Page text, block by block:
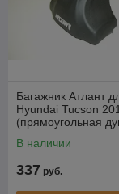
Багажник Атлант
Hyundai Tucson
(прямоугольная
В наличии
337 руб.